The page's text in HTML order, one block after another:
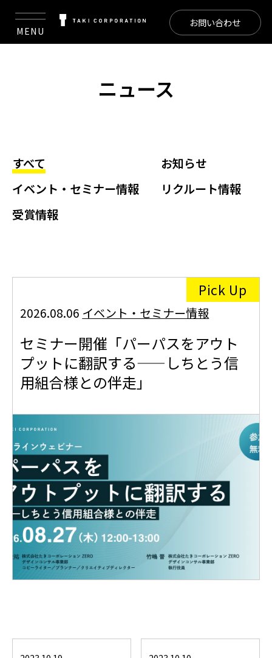
MENU
お問い合わせ
ニュース
すべて
お知らせ
イベント・セミナー情報
リクルート情報
受賞情報
Pick Up
2026.08.06 イベント・セミナー情報
セミナー開催「パーパスをアウト
プットに翻訳する——しちとう信
用組合様との伴走」